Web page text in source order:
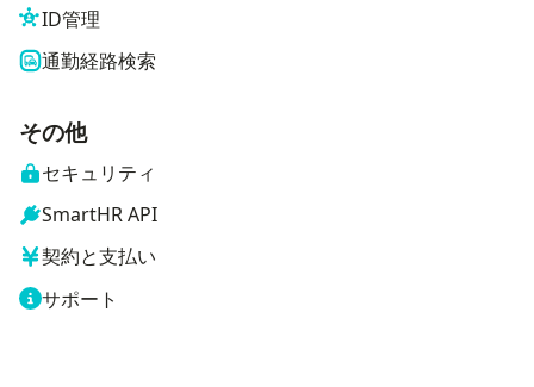
ID管理
通勤経路検索
その他
セキュリティ
SmartHR API
契約と支払い
サポート